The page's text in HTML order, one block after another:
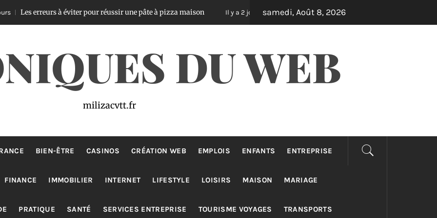
erreurs à éviter pour réussir une pâte à pizza maison Il y a 2 jours Assurance auto pro : différences taxi, vtc et loti
samedi, Août 8, 2026
DU WEB
milizacvtt.fr
BIEN-ÊTRE CASINOS CRÉATION WEB EMPLOIS ENFANTS ENTREPRISE
FINANCE IMMOBILIER INTERNET LIFESTYLE LOISIRS MAISON MARIAGE
PRATIQUE SANTÉ SERVICES ENTREPRISE TOURISME VOYAGES TRANSPORTS